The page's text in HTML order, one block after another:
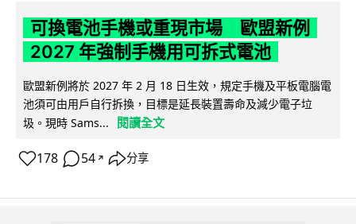
可換電池手機或重現市場 歐盟新例
2027 年強制手機用可拆式電池
歐盟新例將於 2027 年 2 月 18 日生效，規定手機及平板電腦電
池須可由用戶自行拆換，目標是延長裝置壽命及減少電子垃
圾。現時 Sams...
閱讀全文
178 54 ↗ 分享